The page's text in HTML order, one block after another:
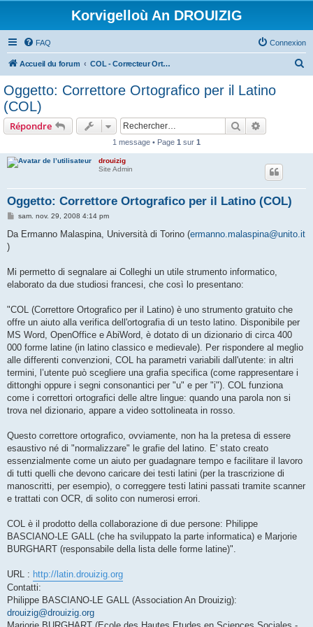
Korvigelloù An DROUIZIG
FAQ Connexion
Accueil du forum COL - Correcteur Orthographique Latin - Latin Spell Checker
Oggetto: Correttore Ortografico per il Latino
(COL)
Répondre Rechercher
1 message • Page 1 sur 1
drouizig
Site Admin
Oggetto: Correttore Ortografico per il Latino (COL)
M
s
sam. nov. 29, 2008 4:14 pm
Da Ermanno Malaspina, Università di Torino (ermanno.malaspina@unito.it
)
Mi permetto di segnalare ai Colleghi un utile strumento informatico,
elaborato da due studiosi francesi, che così lo presentano:
"COL (Correttore Ortografico per il Latino) è uno strumento gratuito che
offre un aiuto alla verifica dell'ortografia di un testo latino. Disponibile per
MS Word, OpenOffice e AbiWord, è dotato di un dizionario di circa 400
000 forme latine (in latino classico e medievale). Per rispondere al meglio
alle differenti convenzioni, COL ha parametri variabili dall'utente: in altri
termini, l’utente può scegliere una grafia specifica (come rappresentare i
dittonghi oppure i segni consonantici per "u" e per "i"). COL funziona
come i correttori ortografici delle altre lingue: quando una parola non si
trova nel dizionario, appare a video sottolineata in rosso.
Questo correttore ortografico, ovviamente, non ha la pretesa di essere
esaustivo né di "normalizzare" le grafie del latino. E' stato creato
essenzialmente come un aiuto per guadagnare tempo e facilitare il lavoro
di tutti quelli che devono caricare dei testi latini (per la trascrizione di
manoscritti, per esempio), o correggere testi latini passati tramite scanner
e trattati con OCR, di solito con numerosi errori.
COL è il prodotto della collaborazione di due persone: Philippe
BASCIANO-LE GALL (che ha sviluppato la parte informatica) e Marjorie
BURGHART (responsabile della lista delle forme latine)".
URL : http://latin.drouizig.org
Contatti:
Philippe BASCIANO-LE GALL (Association An Drouizig):
drouizig@drouizig.org